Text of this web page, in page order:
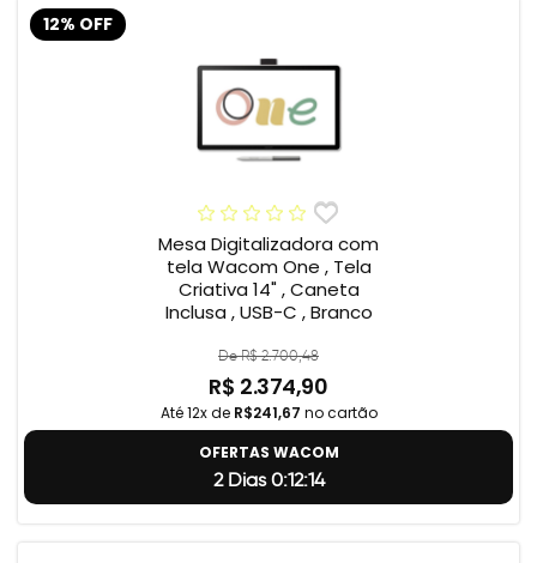
12% OFF
Mesa Digitalizadora com
tela Wacom One , Tela
Criativa 14" , Caneta
Inclusa , USB-C , Branco
De R$ 2.700,48
R$ 2.374,90
Até 12x de R$241,67 no cartão
OFERTAS WACOM
2 Dias 0:12:14